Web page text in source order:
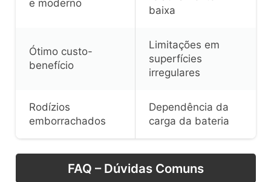
e moderno
baixa
Ótimo custo-
benefício
Limitações em
superfícies
irregulares
Rodízios
emborrachados
Dependência da
carga da bateria
FAQ – Dúvidas Comuns